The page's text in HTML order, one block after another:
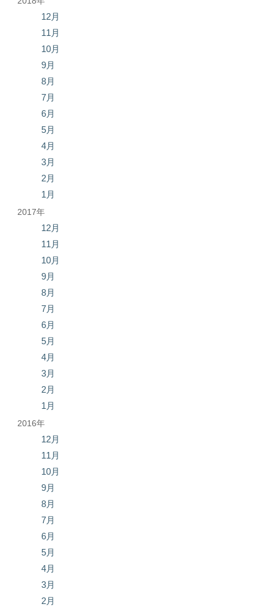
12月
11月
10月
9月
8月
7月
6月
5月
4月
3月
2月
1月
2017年
12月
11月
10月
9月
8月
7月
6月
5月
4月
3月
2月
1月
2016年
12月
11月
10月
9月
8月
7月
6月
5月
4月
3月
2月